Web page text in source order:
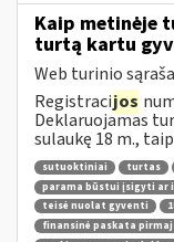
Kaip metinėje
turtą kartu
Web turinio
Registracijos
Deklaruojamas
sulaukę 18 m.,
sutuoktiniai turtas
parama būstui įsigyti ar
teisė nuolat gyventi
finansinė paskata